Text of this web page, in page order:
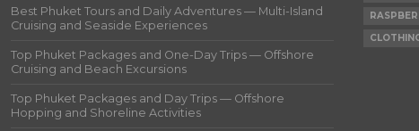
Best Phuket Tours and Daily Adventures — Multi-Island
Cruising and Seaside Experiences
Top Phuket Packages and One-Day Trips — Offshore
Cruising and Beach Excursions
Top Phuket Packages and Day Trips — Offshore
Hopping and Shoreline Activities